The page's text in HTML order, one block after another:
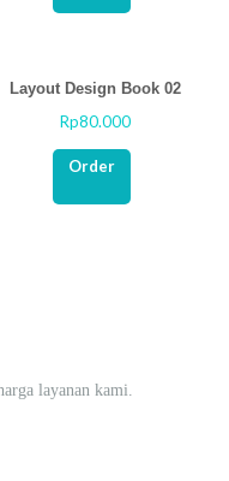
Layout Design Book 02
Rp80.000
Order
layanan kami.